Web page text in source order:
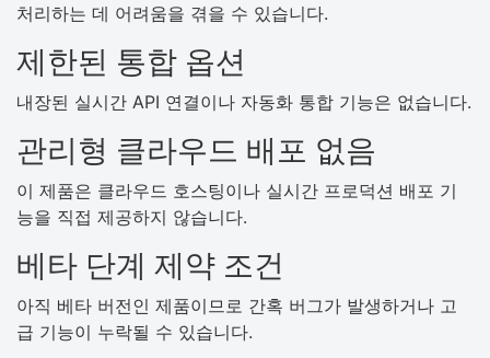
처리하는 데 어려움을 겪을 수 있습니다.
제한된 통합 옵션
내장된 실시간 API 연결이나 자동화 통합 기능은 없습니다.
관리형 클라우드 배포 없음
이 제품은 클라우드 호스팅이나 실시간 프로덕션 배포 기
능을 직접 제공하지 않습니다.
베타 단계 제약 조건
아직 베타 버전인 제품이므로 간혹 버그가 발생하거나 고
급 기능이 누락될 수 있습니다.